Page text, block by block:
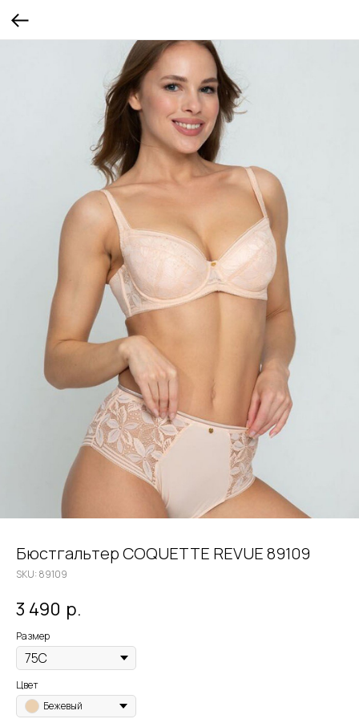
Бюстгальтер COQUETTE REVUE 89109
SKU: 89109
3 490 р.
Размер
Цвет
Бежевый